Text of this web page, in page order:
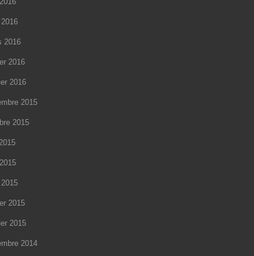
2016
2016
2016
2015
2015
2015
2015
2014